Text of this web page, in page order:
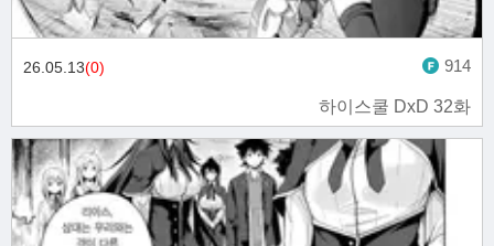
하이스쿨 DxD 32화
26.05.13(0) 914